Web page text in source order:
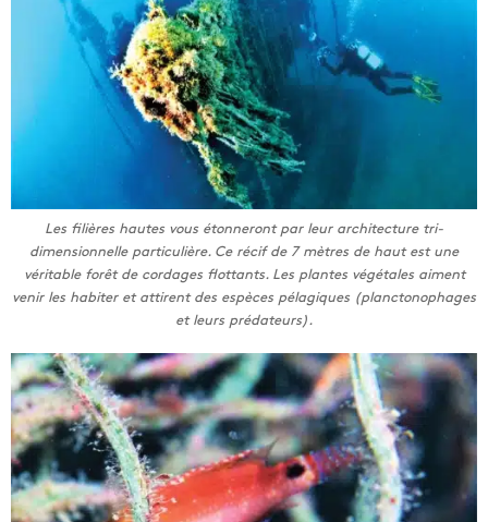
Les filières hautes vous étonneront par leur architecture tri-
dimensionnelle particulière. Ce récif de 7 mètres de haut est une
véritable forêt de cordages flottants. Les plantes végétales aiment
venir les habiter et attirent des espèces pélagiques (planctonophages
et leurs prédateurs).